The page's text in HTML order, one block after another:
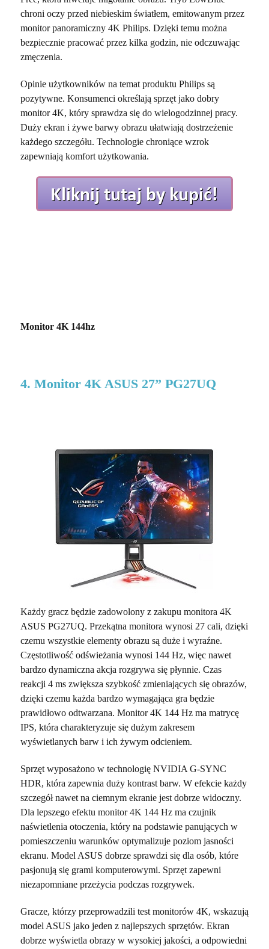
chroni oczy przed niebieskim światłem, emitowanym przez
monitor panoramiczny 4K Philips. Dzięki temu można
bezpiecznie pracować przez kilka godzin, nie odczuwając
zmęczenia.
Opinie użytkowników na temat produktu Philips są
pozytywne. Konsumenci określają sprzęt jako dobry
monitor 4K, który sprawdza się do wielogodzinnej pracy.
Duży ekran i żywe barwy obrazu ułatwiają dostrzeżenie
każdego szczegółu. Technologie chroniące wzrok
zapewniają komfort użytkowania.
Monitor 4K 144hz
4. Monitor 4K ASUS 27” PG27UQ
Każdy gracz będzie zadowolony z zakupu monitora 4K
ASUS PG27UQ. Przekątna monitora wynosi 27 cali, dzięki
czemu wszystkie elementy obrazu są duże i wyraźne.
Częstotliwość odświeżania wynosi 144 Hz, więc nawet
bardzo dynamiczna akcja rozgrywa się płynnie. Czas
reakcji 4 ms zwiększa szybkość zmieniających się obrazów,
dzięki czemu każda bardzo wymagająca gra będzie
prawidłowo odtwarzana. Monitor 4K 144 Hz ma matrycę
IPS, która charakteryzuje się dużym zakresem
wyświetlanych barw i ich żywym odcieniem.
Sprzęt wyposażono w technologię NVIDIA G-SYNC
HDR, która zapewnia duży kontrast barw. W efekcie każdy
szczegół nawet na ciemnym ekranie jest dobrze widoczny.
Dla lepszego efektu monitor 4K 144 Hz ma czujnik
naświetlenia otoczenia, który na podstawie panujących w
pomieszczeniu warunków optymalizuje poziom jasności
ekranu. Model ASUS dobrze sprawdzi się dla osób, które
pasjonują się grami komputerowymi. Sprzęt zapewni
niezapomniane przeżycia podczas rozgrywek.
Gracze, którzy przeprowadzili test monitorów 4K, wskazują
model ASUS jako jeden z najlepszych sprzętów. Ekran
dobrze wyświetla obrazy w wysokiej jakości, a odpowiedni